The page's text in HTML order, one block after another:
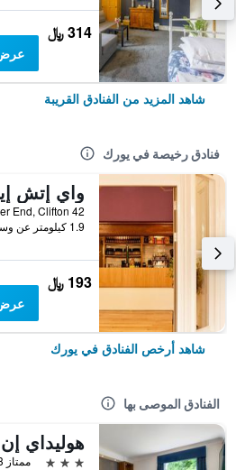
314 ﷼
شاهد المزيد من الفنادق القريبة
فنادق رخيصة في يورك
1.9 كيلومتر عن وسط المدينة
193 ﷼
شاهد أرخص الفنادق في يورك
الفنادق الموصى بها
3 نجوم
ممتاز 8.3